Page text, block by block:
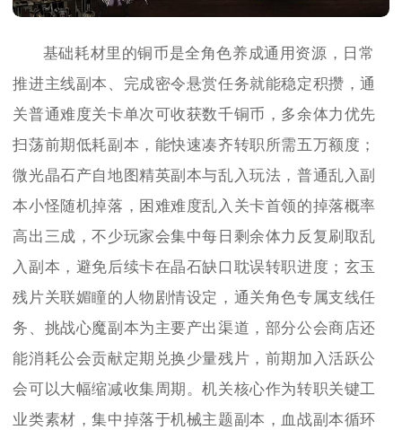
基础耗材里的铜币是全角色养成通用资源，日常
推进主线副本、完成密令悬赏任务就能稳定积攒，通
关普通难度关卡单次可收获数千铜币，多余体力优先
扫荡前期低耗副本，能快速凑齐转职所需五万额度；
微光晶石产自地图精英副本与乱入玩法，普通乱入副
本小怪随机掉落，困难难度乱入关卡首领的掉落概率
高出三成，不少玩家会集中每日剩余体力反复刷取乱
入副本，避免后续卡在晶石缺口耽误转职进度；玄玉
残片关联媚瞳的人物剧情设定，通关角色专属支线任
务、挑战心魔副本为主要产出渠道，部分公会商店还
能消耗公会贡献定期兑换少量残片，前期加入活跃公
会可以大幅缩减收集周期。机关核心作为转职关键工
业类素材，集中掉落于机械主题副本，血战副本循环